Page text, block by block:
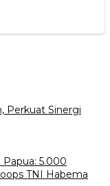
Perkuat Sinergi
5.000
TNI Habema